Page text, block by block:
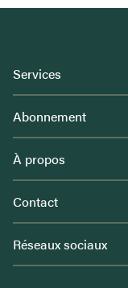
Services
Abonnement
À propos
Contact
Réseaux sociaux